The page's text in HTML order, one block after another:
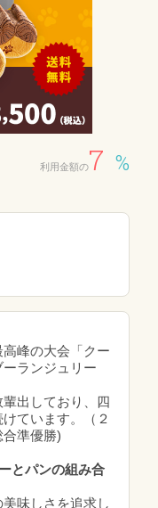
利用金額の7 %
峰の大会「クー
ランジュリー
出しており、四
ています。（２
準優勝)
とパンの組み合
味しさを追求し